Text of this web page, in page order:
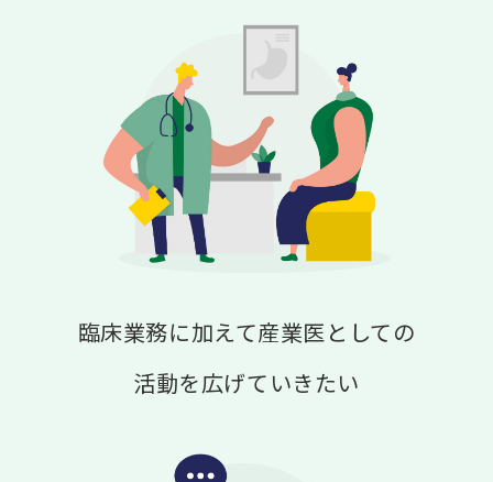
臨床業務に加えて産業医としての
活動を広げていきたい